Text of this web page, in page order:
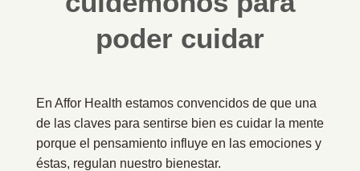
poder cuidar
En Affor Health estamos convencidos de que una
de las claves para sentirse bien es cuidar la mente
porque el pensamiento influye en las emociones y
éstas, regulan nuestro bienestar.